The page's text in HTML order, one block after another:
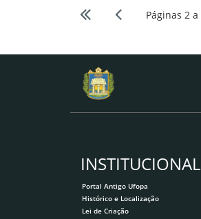
Páginas 2 a
INSTITUCIONAL
Portal Antigo Ufopa
Histórico e Localização
Lei de Criação